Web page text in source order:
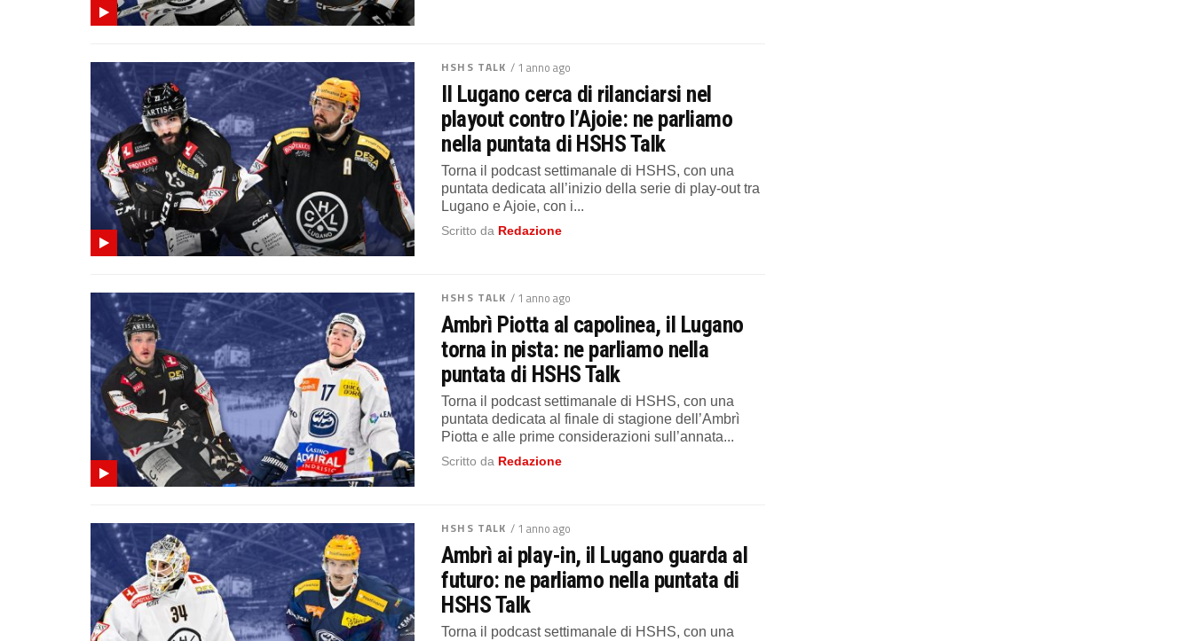
HSHS TALK / 1 anno ago
Il Lugano cerca di rilanciarsi nel
playout contro l’Ajoie: ne parliamo
nella puntata di HSHS Talk
Torna il podcast settimanale di HSHS, con una
puntata dedicata all’inizio della serie di play-out tra
Lugano e Ajoie, con i...
Scritto da Redazione
HSHS TALK / 1 anno ago
Ambrì Piotta al capolinea, il Lugano
torna in pista: ne parliamo nella
puntata di HSHS Talk
Torna il podcast settimanale di HSHS, con una
puntata dedicata al finale di stagione dell’Ambrì
Piotta e alle prime considerazioni sull’annata...
Scritto da Redazione
HSHS TALK / 1 anno ago
Ambrì ai play-in, il Lugano guarda al
futuro: ne parliamo nella puntata di
HSHS Talk
Torna il podcast settimanale di HSHS, con una